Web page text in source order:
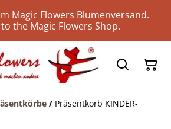
Magic Flowers Blumenversand.
the Magic Flowers Shop.
/ Präsentkorb KINDER-